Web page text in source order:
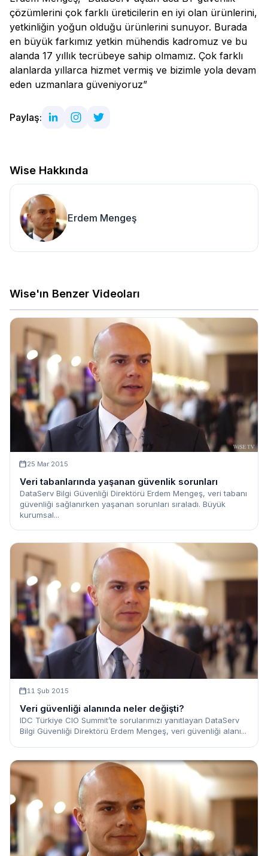
çözümlerini çok farklı üreticilerin en iyi olan ürünlerini,
yetkinliğin yoğun olduğu ürünlerini sunuyor. Burada
en büyük farkımız yetkin mühendis kadromuz ve bu
alanda 17 yıllık tecrübeye sahip olmamız. Çok farklı
alanlarda yıllarca hizmet vermiş ve bizimle yola devam
eden uzmanlara güveniyoruz”
Paylaş:
Wise Hakkında
Erdem Mengeş
Wise'ın Benzer Videoları
25 Mar 2015
Veri tabanlarında yaşanan güvenlik sorunları
DataServ Bilgi Güvenliği Direktörü Erdem Mengeş, veri tabanı
güvenliği sağlanırken yaşanan sorunları sıraladı. Büyük
kurumsal...
11 Şub 2015
Veri güvenliği alanında neler değişti?
IDC Türkiye CIO Summit’te sorularımızı yanıtlayan DataServ
Bilgi Güvenliği Direktörü Erdem Mengeş, veri güvenliği alanı...